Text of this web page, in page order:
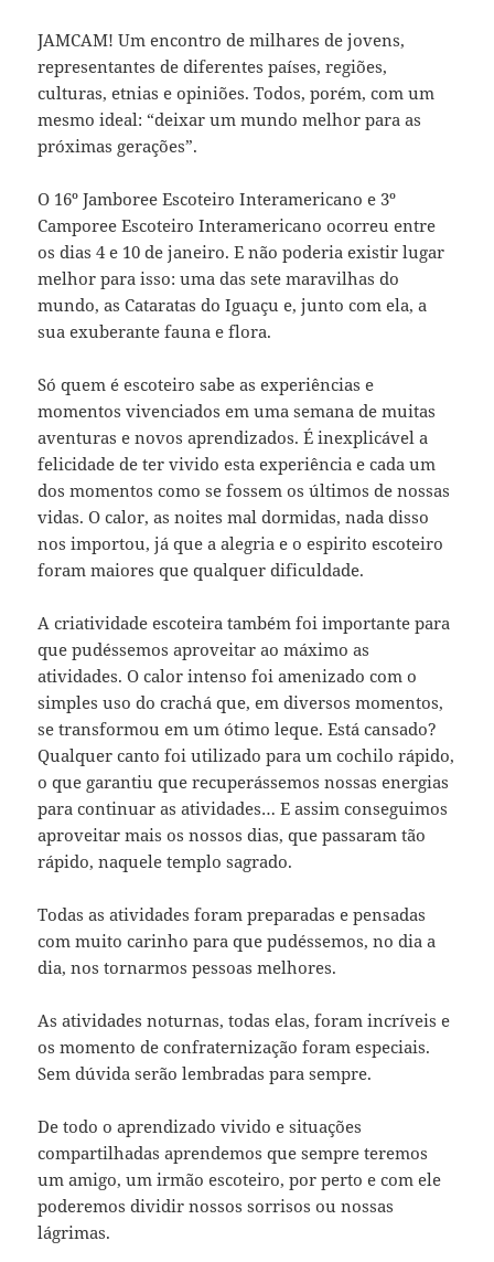
JAMCAM! Um encontro de milhares de jovens,
representantes de diferentes países, regiões,
culturas, etnias e opiniões. Todos, porém, com um
mesmo ideal: “deixar um mundo melhor para as
próximas gerações”.
O 16º Jamboree Escoteiro Interamericano e 3º
Camporee Escoteiro Interamericano ocorreu entre
os dias 4 e 10 de janeiro. E não poderia existir lugar
melhor para isso: uma das sete maravilhas do
mundo, as Cataratas do Iguaçu e, junto com ela, a
sua exuberante fauna e flora.
Só quem é escoteiro sabe as experiências e
momentos vivenciados em uma semana de muitas
aventuras e novos aprendizados. É inexplicável a
felicidade de ter vivido esta experiência e cada um
dos momentos como se fossem os últimos de nossas
vidas. O calor, as noites mal dormidas, nada disso
nos importou, já que a alegria e o espirito escoteiro
foram maiores que qualquer dificuldade.
A criatividade escoteira também foi importante para
que pudéssemos aproveitar ao máximo as
atividades. O calor intenso foi amenizado com o
simples uso do crachá que, em diversos momentos,
se transformou em um ótimo leque. Está cansado?
Qualquer canto foi utilizado para um cochilo rápido,
o que garantiu que recuperássemos nossas energias
para continuar as atividades… E assim conseguimos
aproveitar mais os nossos dias, que passaram tão
rápido, naquele templo sagrado.
Todas as atividades foram preparadas e pensadas
com muito carinho para que pudéssemos, no dia a
dia, nos tornarmos pessoas melhores.
As atividades noturnas, todas elas, foram incríveis e
os momento de confraternização foram especiais.
Sem dúvida serão lembradas para sempre.
De todo o aprendizado vivido e situações
compartilhadas aprendemos que sempre teremos
um amigo, um irmão escoteiro, por perto e com ele
poderemos dividir nossos sorrisos ou nossas
lágrimas.